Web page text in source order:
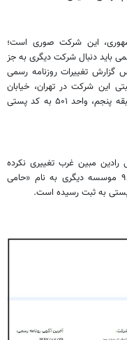
این شرکت صوری است؛
باید دنبال شرکت دیگری به جز
تغییرات روزنامه رسمی
این شرکت در تهران، خیابان
توحید، خیابان نیایش شرقی، پلاک ۳۷، طبقه پنجم، واحد ۵۰۱ به کد پستی
روزنامه رسمی رادین مبین غرب تغییری نکرده
است. اما جالب است بدانید در تیرماه ۹۸ موسسه دیگری به نام «حامی
به ثبت رسیده است.